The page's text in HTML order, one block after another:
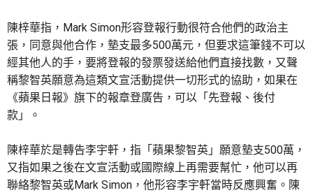
陳梓華指，Mark Simon形容登報行動很符合他們的政治主
張，同意與他合作，墊支最多500萬元，但要求這筆錢不可以
經其他人的手，要將登報的發票發送給他們直接找數，又聲
稱黎智英願意為這類文宣活動提供一切形式的協助，如果在
《蘋果日報》旗下的報章登廣告，可以「先登報、後付
款」。
陳梓華於是轉告李宇軒，指「蘋果黎智英」願意墊支500萬，
又指如果之後在文宣活動或國際線上再需要幫忙，他可以再
聯絡黎智英或Mark Simon，他形容李宇軒當時反應興奮。陳